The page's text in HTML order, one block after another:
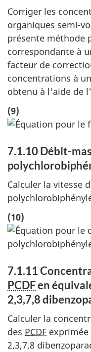
Corriger les
organiques semi-
présente méthode
correspondante à
facteur de
concentrations à
obtenu à l'aide de
(9)
7.1.10 Débit-
Calculer la vitesse
(10)
7.1.11
PCDFen
2,3,7,8
Calculer la
des PCDF
2,3,7,8